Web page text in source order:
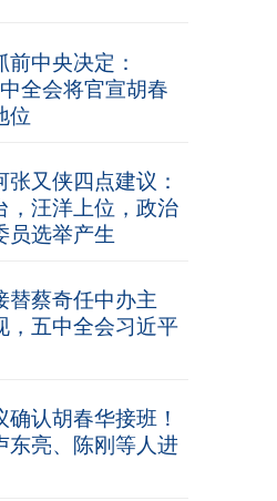
中央决定：
全会将官宣胡春
位
又侠四点建议：
，汪洋上位，政治
员选举产生
替蔡奇任中办主
，五中全会习近平
认胡春华接班！
东亮、陈刚等人进